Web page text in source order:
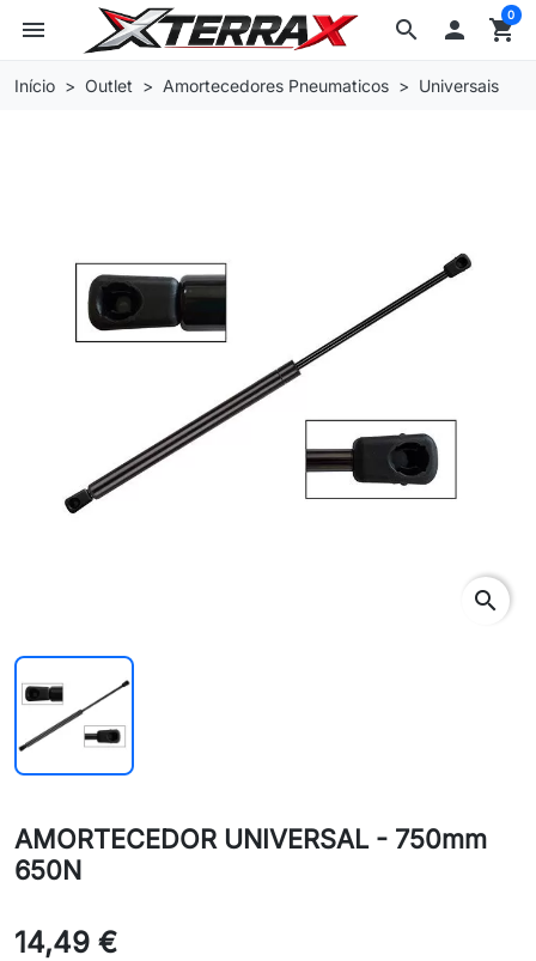
search
menu  shopping_cart
0
Início Outlet Amortecedores Pneumaticos Universais
search
AMORTECEDOR UNIVERSAL - 750mm
650N
14,49 €